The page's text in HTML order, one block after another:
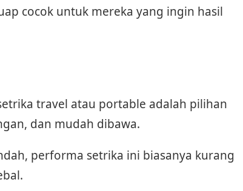
cocok untuk mereka yang ingin hasil
travel atau portable adalah pilihan
dan mudah dibawa.
performa setrika ini biasanya kurang